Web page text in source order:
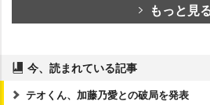
もっと見
今、読まれている記事
テオくん、加藤乃愛との破局を発表